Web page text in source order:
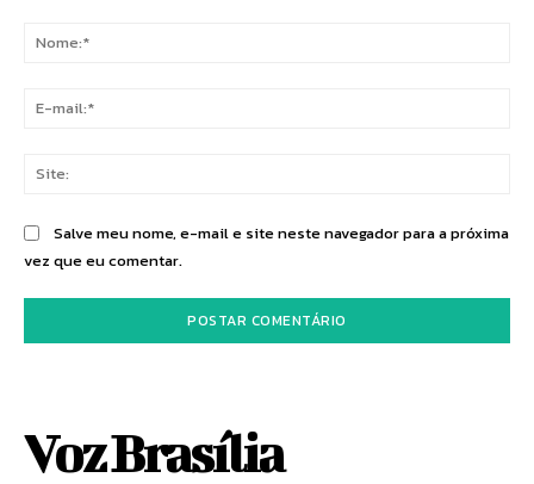
Salve meu nome, e-mail e site neste navegador para a próxima
vez que eu comentar.
Voz Brasília